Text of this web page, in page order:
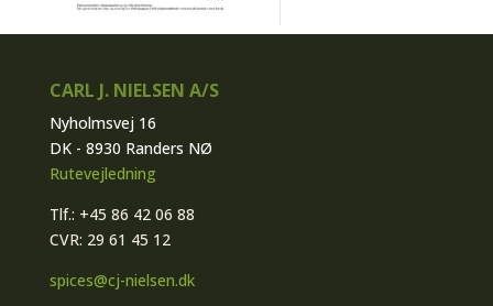
CARL J. NIELSEN A/S
Nyholmsvej 16
DK - 8930 Randers NØ
Rutevejledning
Tlf.: +45 86 42 06 88
CVR: 29 61 45 12
spices@cj-nielsen.dk